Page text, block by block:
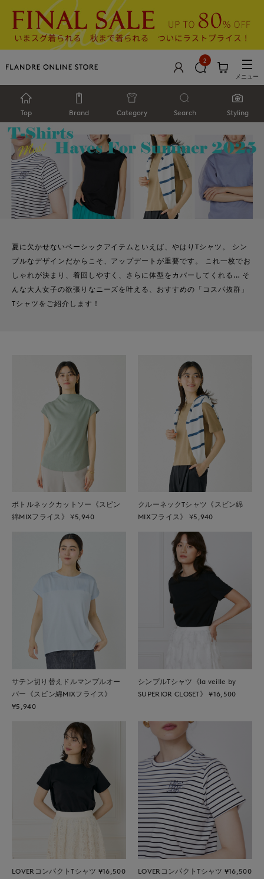
2
メニュー
Top Brand Category Search Styling
夏に欠かせないベーシックアイテムといえば、やはりTシャツ。 シン
プルなデザインだからこそ、アップデートが重要です。 これ一枚でお
しゃれが決まり、着回しやすく、さらに体型をカバーしてくれる… そ
んな大人女子の欲張りなニーズを叶える、おすすめの「コスパ抜群」
Tシャツをご紹介します！
ボトルネックカットソー《スビン
綿MIXフライス》 ¥5,940
クルーネックTシャツ《スビン綿
MIXフライス》 ¥5,940
サテン切り替えドルマンプルオー
バー《スビン綿MIXフライス》
¥5,940
シンプルTシャツ《la veille by
SUPERIOR CLOSET》 ¥16,500
LOVERコンパクトTシャツ ¥16,500 LOVERコンパクトTシャツ ¥16,500